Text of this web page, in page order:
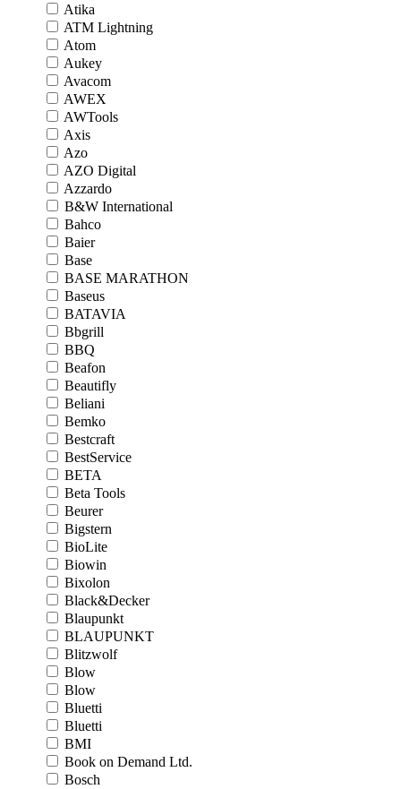
Atika
ATM Lightning
Atom
Aukey
Avacom
AWEX
AWTools
Axis
Azo
AZO Digital
Azzardo
B&W International
Bahco
Baier
Base
BASE MARATHON
Baseus
BATAVIA
Bbgrill
BBQ
Beafon
Beautifly
Beliani
Bemko
Bestcraft
BestService
BETA
Beta Tools
Beurer
Bigstern
BioLite
Biowin
Bixolon
Black&Decker
Blaupunkt
BLAUPUNKT
Blitzwolf
Blow
Blow
Bluetti
Bluetti
BMI
Book on Demand Ltd.
Bosch